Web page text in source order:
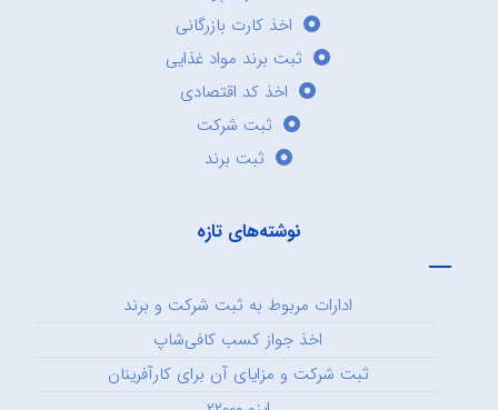
اخذ کارت بازرگانی
ثبت برند مواد غذایی
اخذ کد اقتصادی
ثبت شرکت
ثبت برند
نوشته‌های تازه
ادارات مربوط به ثبت شرکت و برند
اخذ جواز کسب کافی‌شاپ
ثبت شرکت و مزایای آن برای کارآفرینان